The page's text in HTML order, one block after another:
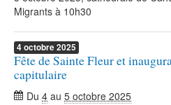
Migrants à 10h30
4octobre2025
Fête de Sainte Fleur et
capitulaire
Du 4 au 5 octobre 2025